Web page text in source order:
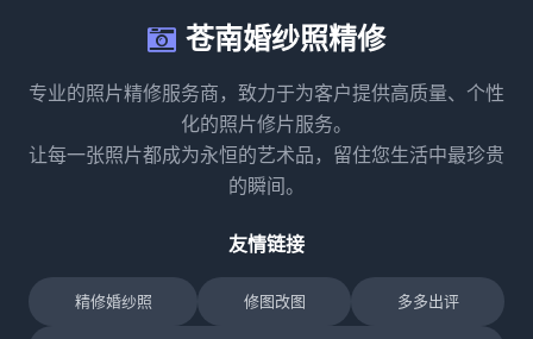
苍南婚纱照精修
专业的照片精修服务商，致力于为客户提供高质量、个性
化的照片修片服务。
让每一张照片都成为永恒的艺术品，留住您生活中最珍贵
的瞬间。
友情链接
精修婚纱照 修图改图 多多出评